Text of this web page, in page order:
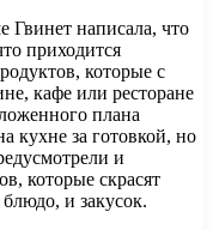
Гвинет написала, что
приходится
которые с
кафе или ресторане
плана
кухне за готовкой, но
и
которые скрасят
и закусок.